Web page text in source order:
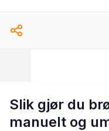
Slik gjør du
manuelt og